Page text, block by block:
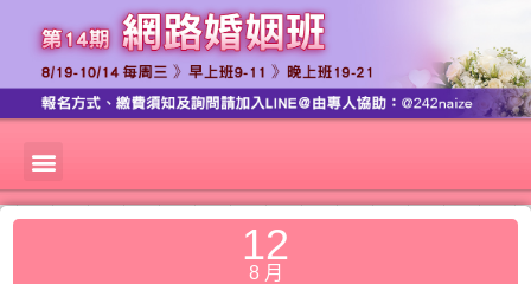
12
8 月